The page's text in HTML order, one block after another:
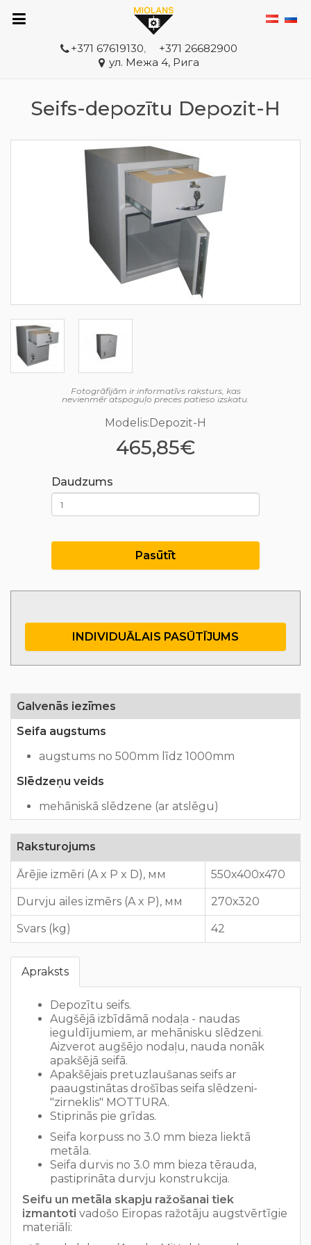
+371 67619130,
+371 26682900
ул. Межа 4, Рига
Seifs-depozītu Depozit-H
Fotogrāfijām ir informatīvs raksturs, kas
nevienmēr atspoguļo preces patieso izskatu.
Modelis:Depozit-H
465,85€
Daudzums
Pasūtīt
INDIVIDUĀLAIS PASŪTĪJUMS
Galvenās iezīmes
Seifa augstums
augstums no 500mm līdz 1000mm
Slēdzeņu veids
mehāniskā slēdzene (ar atslēgu)
Raksturojums
Ārējie izmēri (A x P x D), мм 550х400х470
Durvju ailes izmērs (A x P), мм 270х320
Svars (kg) 42
Apraksts
Depozītu seifs.
Augšējā izbīdāmā nodaļa - naudas
ieguldījumiem, ar mehānisku slēdzeni.
Aizverot augšējo nodaļu, nauda nonāk
apakšējā seifā.
Apakšējais pretuzlaušanas seifs ar
paaugstinātas drošības seifa slēdzeni-
"zirneklis" MOTTURA.
Stiprinās pie grīdas.
Seifa korpuss no 3.0 mm bieza liektā
metāla.
Seifa durvis no 3.0 mm bieza tērauda,
pastiprināta durvju konstrukcija.
Seifu un metāla skapju ražošanai tiek
izmantoti vadošo Eiropas ražotāju augstvērtīgie
materiāli: